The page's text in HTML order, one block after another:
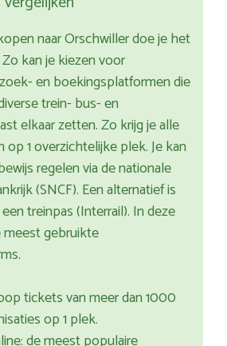
naar Orschwiller doe je het
kan je kiezen voor
en boekingsplatformen die
trein- bus- en
elkaar zetten. Zo krijg je alle
op 1 overzichtelijke plek. Je kan
regelen via de nationale
(SNCF). Een alternatief is
treinpas (Interrail). In deze
gebruikte
tickets van meer dan 1000
op 1 plek.